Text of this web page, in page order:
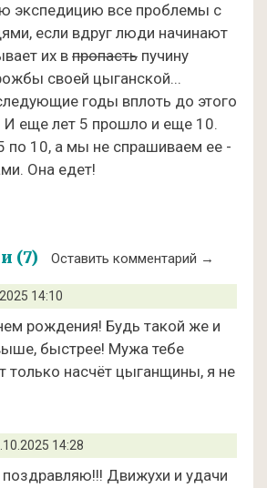
экспедицию все проблемы с
если вдруг люди начинают
их в пропасть пучину
своей цыганской...
годы вплоть до этого
И еще лет 5 прошло и еще 10.
по 10, а мы не спрашиваем ее -
Она едет!
(7) Оставить комментарий →
14:10
рождения! Будь такой же и
быстрее! Мужа тебе
только насчёт цыганщины, я не
14:28
Движухи и удачи